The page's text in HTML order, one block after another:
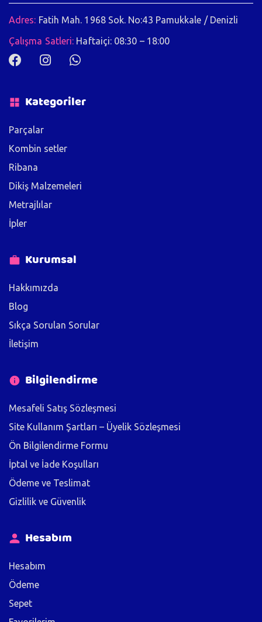
Adres: Fatih Mah. 1968 Sok. No:43 Pamukkale / Denizli
Çalışma Satleri: Haftaiçi: 08:30 – 18:00
Kategoriler
Parçalar
Kombin setler
Ribana
Dikiş Malzemeleri
Metrajlılar
İpler
Kurumsal
Hakkımızda
Blog
Sıkça Sorulan Sorular
İletişim
Bilgilendirme
Mesafeli Satış Sözleşmesi
Site Kullanım Şartları – Üyelik Sözleşmesi
Ön Bilgilendirme Formu
İptal ve İade Koşulları
Ödeme ve Teslimat
Gizlilik ve Güvenlik
Hesabım
Hesabım
Ödeme
Sepet